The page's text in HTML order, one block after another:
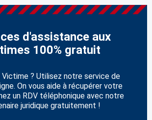
d'assistance aux
100% gratuit
? Utilisez notre service de
On vous aide à récupérer votre
un RDV téléphonique avec notre
juridique gratuitement !